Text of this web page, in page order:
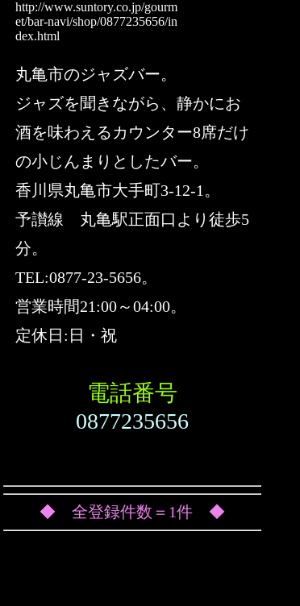
http://www.suntory.co.jp/gourm
et/bar-navi/shop/0877235656/in
dex.html
丸亀市のジャズバー。
ジャズを聞きながら、静かにお
酒を味わえるカウンター8席だけ
の小じんまりとしたバー。
香川県丸亀市大手町3-12-1。
予讃線 丸亀駅正面口より徒歩5
分。
TEL:0877-23-5656。
営業時間21:00～04:00。
定休日:日・祝
電話番号
0877235656
◆ 全登録件数＝1件 ◆